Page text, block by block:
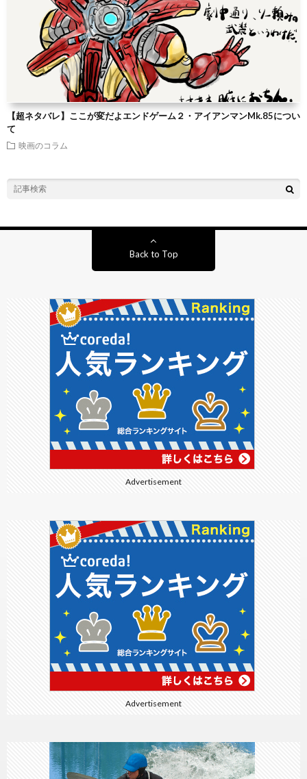
【超ネタバレ】ここが変だよエンドゲーム２・アイアンマンMk.85につい
て
映画のコラム
Back to Top
Advertisement
Advertisement